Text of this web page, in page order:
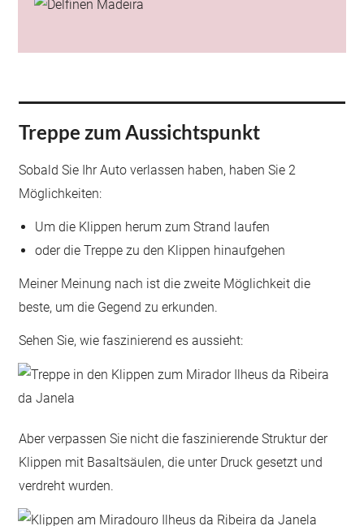
Treppe zum Aussichtspunkt
Sobald Sie Ihr Auto verlassen haben, haben Sie 2
Möglichkeiten:
Um die Klippen herum zum Strand laufen
oder die Treppe zu den Klippen hinaufgehen
Meiner Meinung nach ist die zweite Möglichkeit die
beste, um die Gegend zu erkunden.
Sehen Sie, wie faszinierend es aussieht:
Aber verpassen Sie nicht die faszinierende Struktur der
Klippen mit Basaltsäulen, die unter Druck gesetzt und
verdreht wurden.